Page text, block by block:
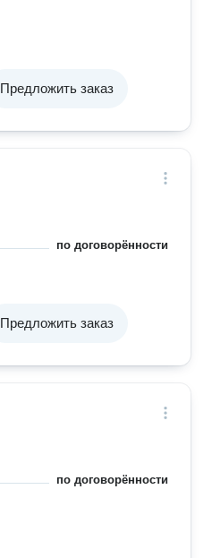
Предложить заказ
по договорённости
Предложить заказ
по договорённости